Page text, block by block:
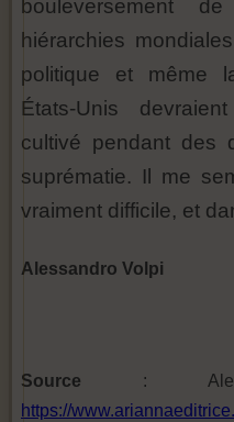
bouleversement
hiérarchies
politique et même
États-Unis
cultivé pendant des
suprématie. Il me
vraiment difficile, et
Alessandro Volpi
Source :
https://